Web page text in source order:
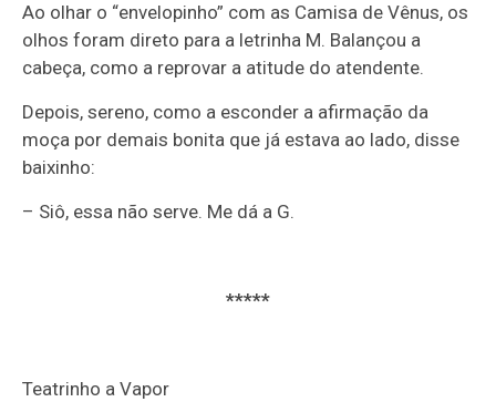
Ao olhar o “envelopinho” com as Camisa de Vênus, os
olhos foram direto para a letrinha M. Balançou a
cabeça, como a reprovar a atitude do atendente.
Depois, sereno, como a esconder a afirmação da
moça por demais bonita que já estava ao lado, disse
baixinho:
– Siô, essa não serve. Me dá a G.
*****
Teatrinho a Vapor